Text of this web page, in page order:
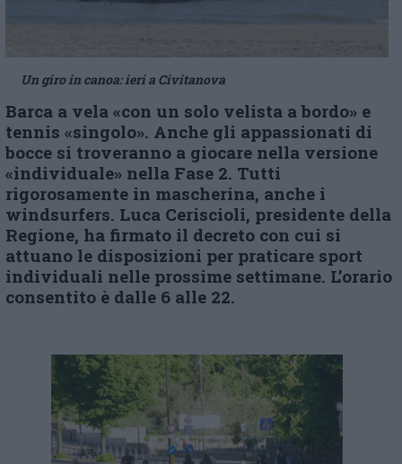
Un giro in canoa: ieri a Civitanova
Barca a vela «con un solo velista a bordo» e
tennis «singolo». Anche gli appassionati di
bocce si troveranno a giocare nella versione
«individuale» nella Fase 2. Tutti
rigorosamente in mascherina, anche i
windsurfers. Luca Ceriscioli, presidente della
Regione, ha firmato il decreto con cui si
attuano le disposizioni per praticare sport
individuali nelle prossime settimane. L’orario
consentito è dalle 6 alle 22.